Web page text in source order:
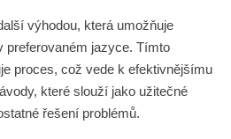
výhodou, která umožňuje
preferovaném jazyce. Tímto
proces, což vede k efektivnějšímu
které slouží jako užitečné
řešení problémů.